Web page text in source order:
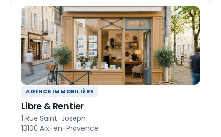
AGENCE IMMOBILIÈRE
Libre & Rentier
1 Rue Saint-Joseph
13100 Aix-en-Provence